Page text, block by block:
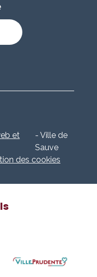
et
- Ville de
Sauve
des cookies